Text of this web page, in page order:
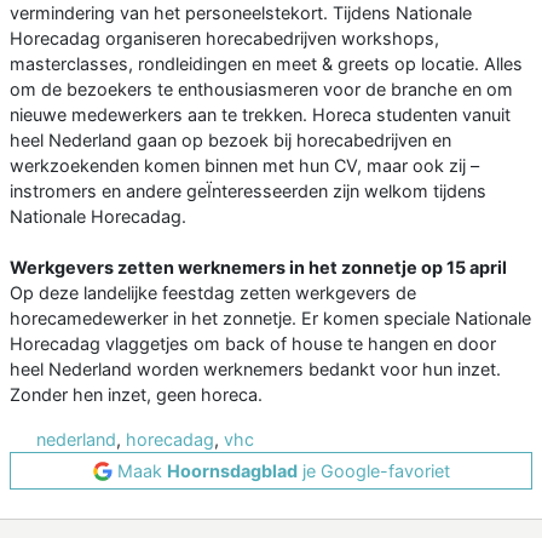
vermindering van het personeelstekort. Tijdens Nationale
Horecadag organiseren horecabedrijven workshops,
masterclasses, rondleidingen en meet & greets op locatie. Alles
om de bezoekers te enthousiasmeren voor de branche en om
nieuwe medewerkers aan te trekken. Horeca studenten vanuit
heel Nederland gaan op bezoek bij horecabedrijven en
werkzoekenden komen binnen met hun CV, maar ook zij –
instromers en andere geÏnteresseerden zijn welkom tijdens
Nationale Horecadag.
Werkgevers zetten werknemers in het zonnetje op 15 april
Op deze landelijke feestdag zetten werkgevers de
horecamedewerker in het zonnetje. Er komen speciale Nationale
Horecadag vlaggetjes om back of house te hangen en door
heel Nederland worden werknemers bedankt voor hun inzet.
Zonder hen inzet, geen horeca.
nederland, horecadag, vhc
Maak Hoornsdagbladje Google-favoriet